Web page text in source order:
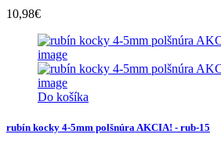
10,98€
Do košíka
rubín kocky 4-5mm polšnúra AKCIA! - rub-15